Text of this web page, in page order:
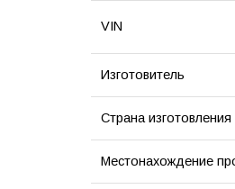
VIN
Изготовитель
Страна изготовления
Местонахождение